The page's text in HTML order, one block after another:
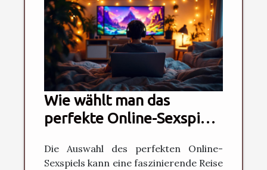
Wie wählt man das
perfekte Online-Sexspiel
Die Auswahl des perfekten Online-
Sexspiels kann eine faszinierende Reise